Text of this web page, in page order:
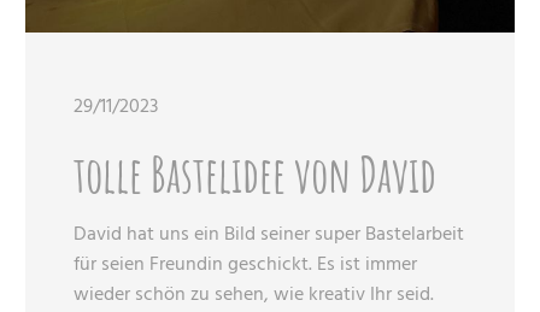
29/11/2023
tolle Bastelidee von David
David hat uns ein Bild seiner super Bastelarbeit
für seien Freundin geschickt. Es ist immer
wieder schön zu sehen, wie kreativ Ihr seid.